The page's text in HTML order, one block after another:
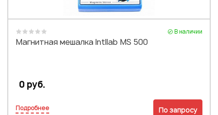
В наличии
Магнитная мешалка Intllab MS 500
0 руб.
Подробнее По запросу